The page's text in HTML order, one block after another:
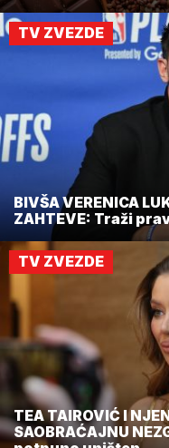
TV ZVEZDE
BIVŠA VERENICA
ZAHTEVE: Traži
TV ZVEZDE
TEA TAIROVIĆ I
SAOBRAĆAJNU